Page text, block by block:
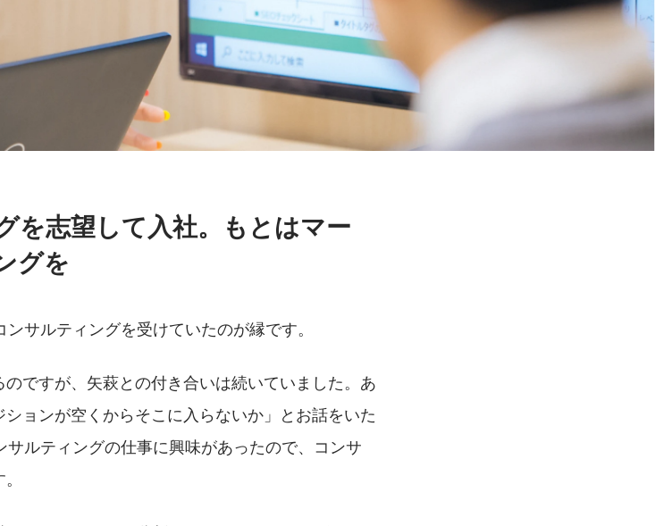
を志望して入社。もとはマー
グを
サルティングを受けていたのが縁です。
ですが、矢萩との付き合いは続いていました。あ
ョンが空くからそこに入らないか」とお話をいた
ルティングの仕事に興味があったので、コンサ